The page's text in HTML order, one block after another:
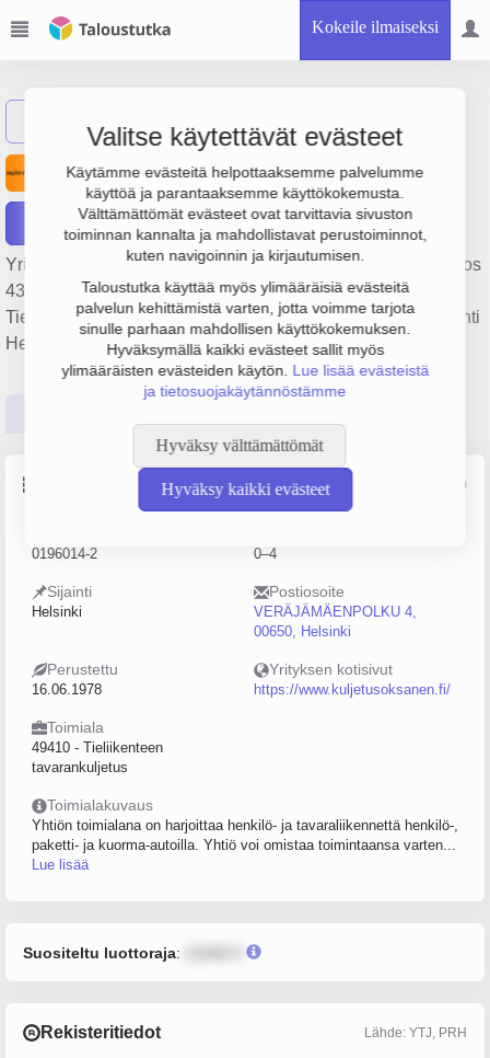
Kokeile ilmaiseksi
Valitse käytettävät evästeet
Käytämme evästeitä helpottaaksemme palvelumme
käyttöä ja parantaaksemme käyttökokemusta.
Välttämättömät evästeet ovat tarvittavia sivuston
toiminnan kannalta ja mahdollistavat perustoiminnot,
kuten navigoinnin ja kirjautumisen.
Taloustutka käyttää myös ylimääräisiä evästeitä
palvelun kehittämistä varten, jotta voimme tarjota
sinulle parhaan mahdollisen käyttökokemuksen.
Hyväksymällä kaikki evästeet sallit myös
ylimääräisten evästeiden käytön. Lue lisää evästeistä
ja tietosuojakäytännöstämme
Hyväksy välttämättömät
Hyväksy kaikki evästeet
Kuljetus Oy Oksanen
Raportit
Yrityksen Kuljetus Oy Oksanen liikevaihto on 286 000 €, tulos
43 000 € ja henkilöstömäärä 2. Sen päätoimiala on
Tieliikenteen tavarankuljetus, perustamisvuosi 1978 ja sijainti
Helsinki. Yrityksen yhtiömuoto Osakeyhtiö (OY).
Lähde: YTJ, PRH, Traficom
0196014-2 0–4
Sijainti
Helsinki
Postiosoite
VERÄJÄMÄENPOLKU 4,
00650, Helsinki
Perustettu
16.06.1978
Yrityksen kotisivut
https://www.kuljetusoksanen.fi/
Toimiala
49410 - Tieliikenteen
tavarankuljetus
Toimialakuvaus
Yhtiön toimialana on harjoittaa henkilö- ja tavaraliikennettä henkilö-,
paketti- ja kuorma-autoilla. Yhtiö voi omistaa toimintaansa varten...
Lue lisää
Suositeltu luottoraja:
Rekisteritiedot Lähde: YTJ, PRH